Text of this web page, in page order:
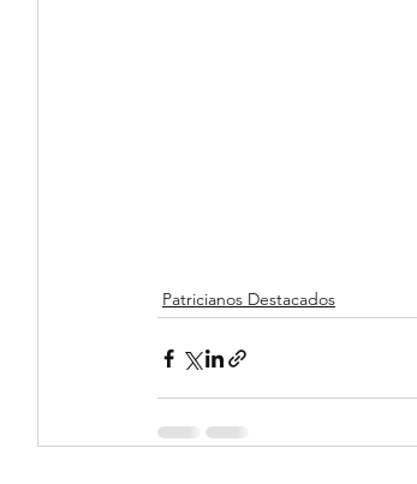
Patricianos Destacados